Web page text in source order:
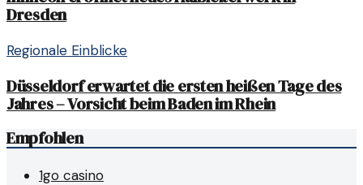
Dresden
Regionale Einblicke
Düsseldorf erwartet die ersten heißen Tage des
Jahres – Vorsicht beim Baden im Rhein
Empfohlen
1go casino